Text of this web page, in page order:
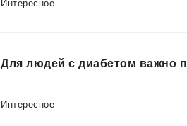
Интересное
Для людей с диабетом важно
Интересное